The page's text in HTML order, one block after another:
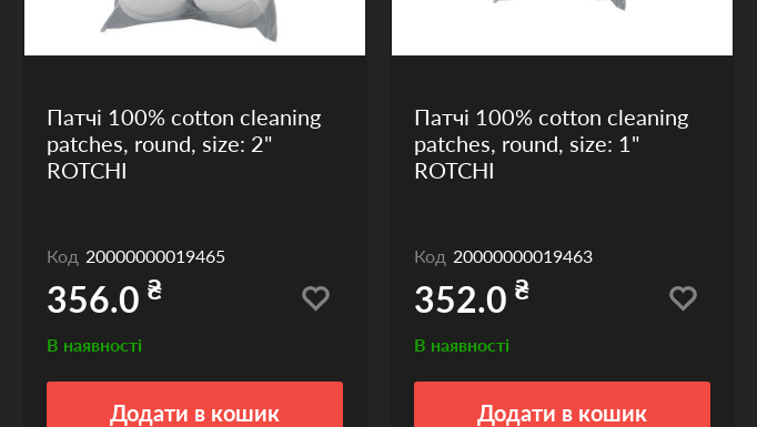
Патчі 100% cotton cleaning
patches, round, size: 2"
ROTCHI
Код 20000000019465
356.0 ₴
В наявності
Додати в кошик
Патчі 100% cotton cleaning
patches, round, size: 1"
ROTCHI
Код 20000000019463
352.0 ₴
В наявності
Додати в кошик